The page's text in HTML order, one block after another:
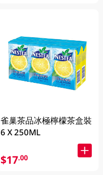
雀巢茶品冰極檸檬茶盒裝
6 X 250ML
$17.00